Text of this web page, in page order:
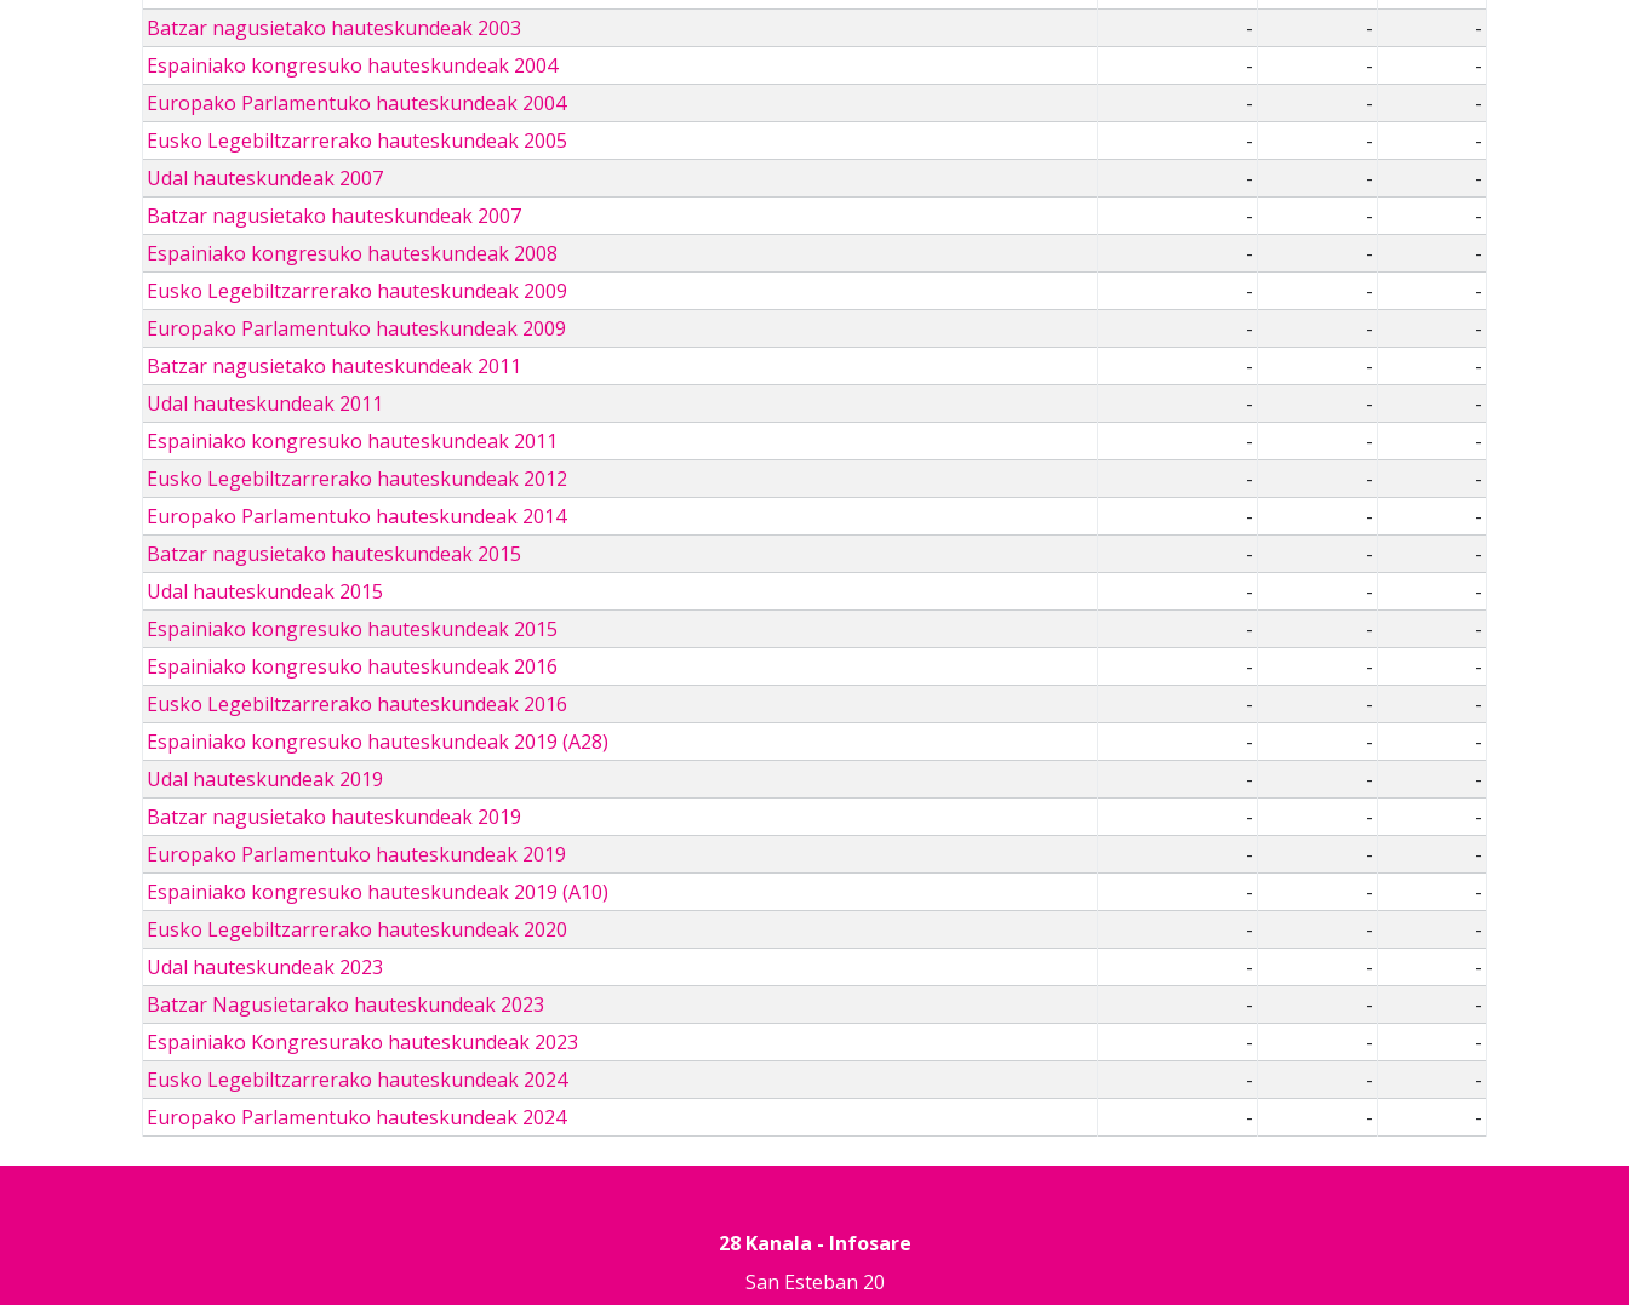
Batzar nagusietako hauteskundeak 2003
- -
-
Espainiako kongresuko hauteskundeak 2004
- -
-
Europako Parlamentuko hauteskundeak 2004
- -
-
Eusko Legebiltzarrerako hauteskundeak 2005
- -
-
Udal hauteskundeak 2007
- -
-
Batzar nagusietako hauteskundeak 2007
- -
-
Espainiako kongresuko hauteskundeak 2008
- -
-
Eusko Legebiltzarrerako hauteskundeak 2009
- -
-
Europako Parlamentuko hauteskundeak 2009
- -
-
Batzar nagusietako hauteskundeak 2011
- -
-
Udal hauteskundeak 2011
- -
-
Espainiako kongresuko hauteskundeak 2011
- -
-
Eusko Legebiltzarrerako hauteskundeak 2012
- -
-
Europako Parlamentuko hauteskundeak 2014
- -
-
Batzar nagusietako hauteskundeak 2015
- -
-
Udal hauteskundeak 2015
- -
-
Espainiako kongresuko hauteskundeak 2015
- -
-
Espainiako kongresuko hauteskundeak 2016
- -
-
Eusko Legebiltzarrerako hauteskundeak 2016
- -
-
Espainiako kongresuko hauteskundeak 2019 (A28)
- -
-
Udal hauteskundeak 2019
- -
-
Batzar nagusietako hauteskundeak 2019
- -
-
Europako Parlamentuko hauteskundeak 2019
- -
-
Espainiako kongresuko hauteskundeak 2019 (A10)
- -
-
Eusko Legebiltzarrerako hauteskundeak 2020
- -
-
Udal hauteskundeak 2023
- -
-
Batzar Nagusietarako hauteskundeak 2023
- -
-
Espainiako Kongresurako hauteskundeak 2023
- -
-
Eusko Legebiltzarrerako hauteskundeak 2024
- -
-
Europako Parlamentuko hauteskundeak 2024
- - -
28 Kanala - Infosare
San Esteban 20